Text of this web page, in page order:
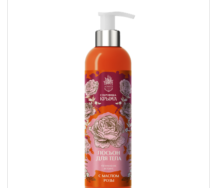
АВТОРИЗАЦИЯ